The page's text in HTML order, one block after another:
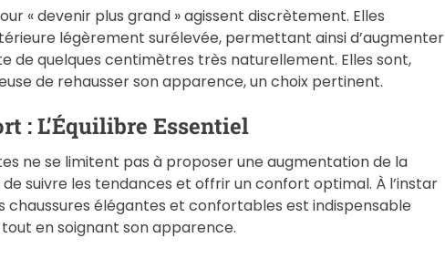
« devenir plus grand » agissent discrètement. Elles
légèrement surélevée, permettant ainsi d’augmenter
de quelques centimètres très naturellement. Elles sont,
de rehausser son apparence, un choix pertinent.
: L’Équilibre Essentiel
ne se limitent pas à proposer une augmentation de la
de suivre les tendances et offrir un confort optimal. À l’instar
chaussures élégantes et confortables est indispensable
en soignant son apparence.